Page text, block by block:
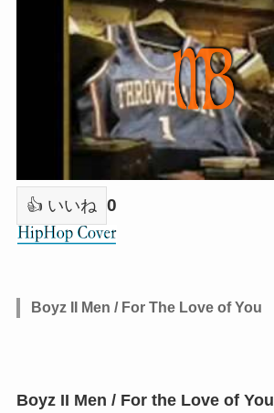
👍 いいね 0
Boyz II Men / For The Love of You
Boyz II Men / For the Love of You